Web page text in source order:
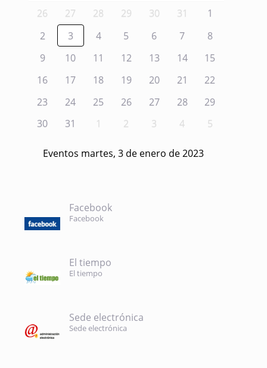
26 27 28 29 30 31
1
2
3 4 5 6 7
8
9
10 11 12 13 14
15
16
17 18 19 20 21
22
23
24 25 26 27 28
29
30
31 1 2 3 4 5
Eventos martes, 3 de enero de 2023
Facebook
Facebook
El tiempo
El tiempo
Sede electrónica
Sede electrónica